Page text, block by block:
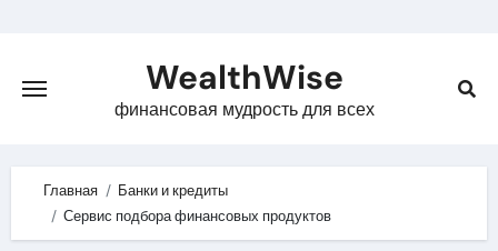
content
WealthWise
финансовая мудрость для всех
Главная
Банки и кредиты
Сервис подбора финансовых продуктов